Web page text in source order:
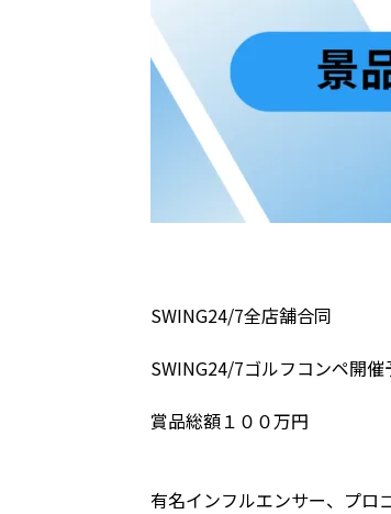
SWING24/7全店舗合同
SWING24/7ゴルフコンペ開催
賞品総額１００万円
有名インフルエンサー、プロ